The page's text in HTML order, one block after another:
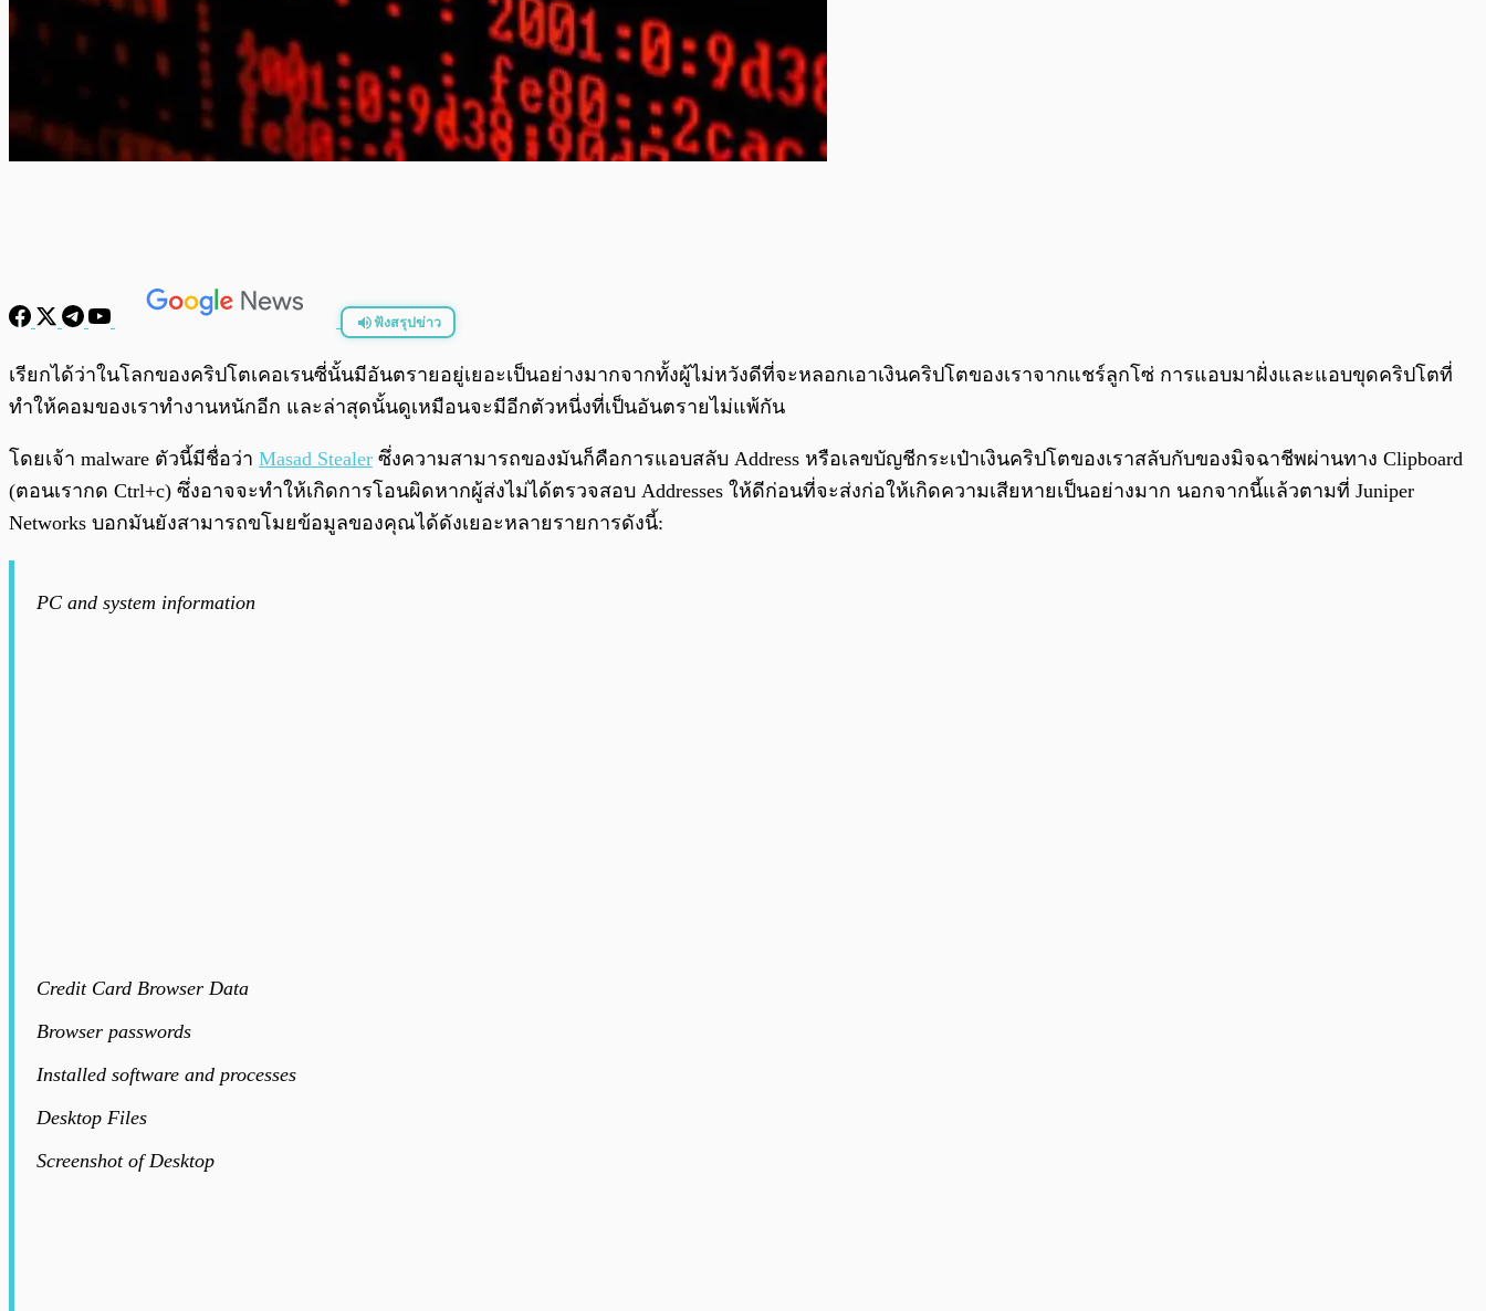
ฟังสรุปข่าว
พร้อมเล่น 0:00
เรียกได้ว่าในโลกของคริปโตเคอเรนซี่นั้นมีอันตรายอยู่เยอะเป็นอย่างมากจากทั้งผู้ไม่หวังดีที่จะหลอกเอาเงินคริปโตของเราจากแชร์ลูกโซ่ การแอบมาฝั่งและแอบขุดคริปโตที่
ทำให้คอมของเราทำงานหนักอีก และล่าสุดนั้นดูเหมือนจะมีอีกตัวหนี่งที่เป็นอันตรายไม่แพ้กัน
โดยเจ้า malware ตัวนี้มีชื่อว่า Masad Stealer ซึ่งความสามารถของมันก็คือการแอบสลับ Address หรือเลขบัญชีกระเป๋าเงินคริปโตของเราสลับกับของมิจฉาชีพผ่านทาง Clipboard
(ตอนเรากด Ctrl+c) ซึ่งอาจจะทำให้เกิดการโอนผิดหากผู้ส่งไม่ได้ตรวจสอบ Addresses ให้ดีก่อนที่จะส่งก่อให้เกิดความเสียหายเป็นอย่างมาก นอกจากนี้แล้วตามที่ Juniper
Networks บอกมันยังสามารถขโมยข้อมูลของคุณได้ดังเยอะหลายรายการดังนี้:
PC and system information
Credit Card Browser Data
Browser passwords
Installed software and processes
Desktop Files
Screenshot of Desktop